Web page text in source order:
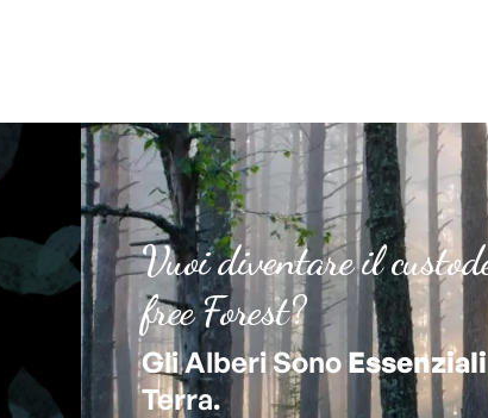
Vuoi diventare il
free Forest?
Gli Alberi Sono Essenziali
Terra.